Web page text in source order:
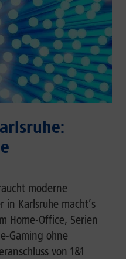
moderne
in Karlsruhe macht’s
Home-Office, Serien
Gaming ohne
von 1&1